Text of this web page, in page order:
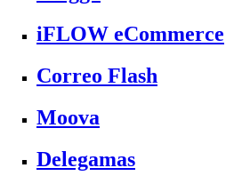
iFLOW eCommerce
Correo Flash
Moova
Delegamas